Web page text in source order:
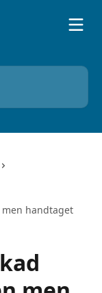
men handtaget